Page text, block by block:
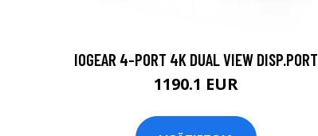
IOGEAR 4-PORT 4K DUAL VIEW DISP.PORT
1190.1 EUR